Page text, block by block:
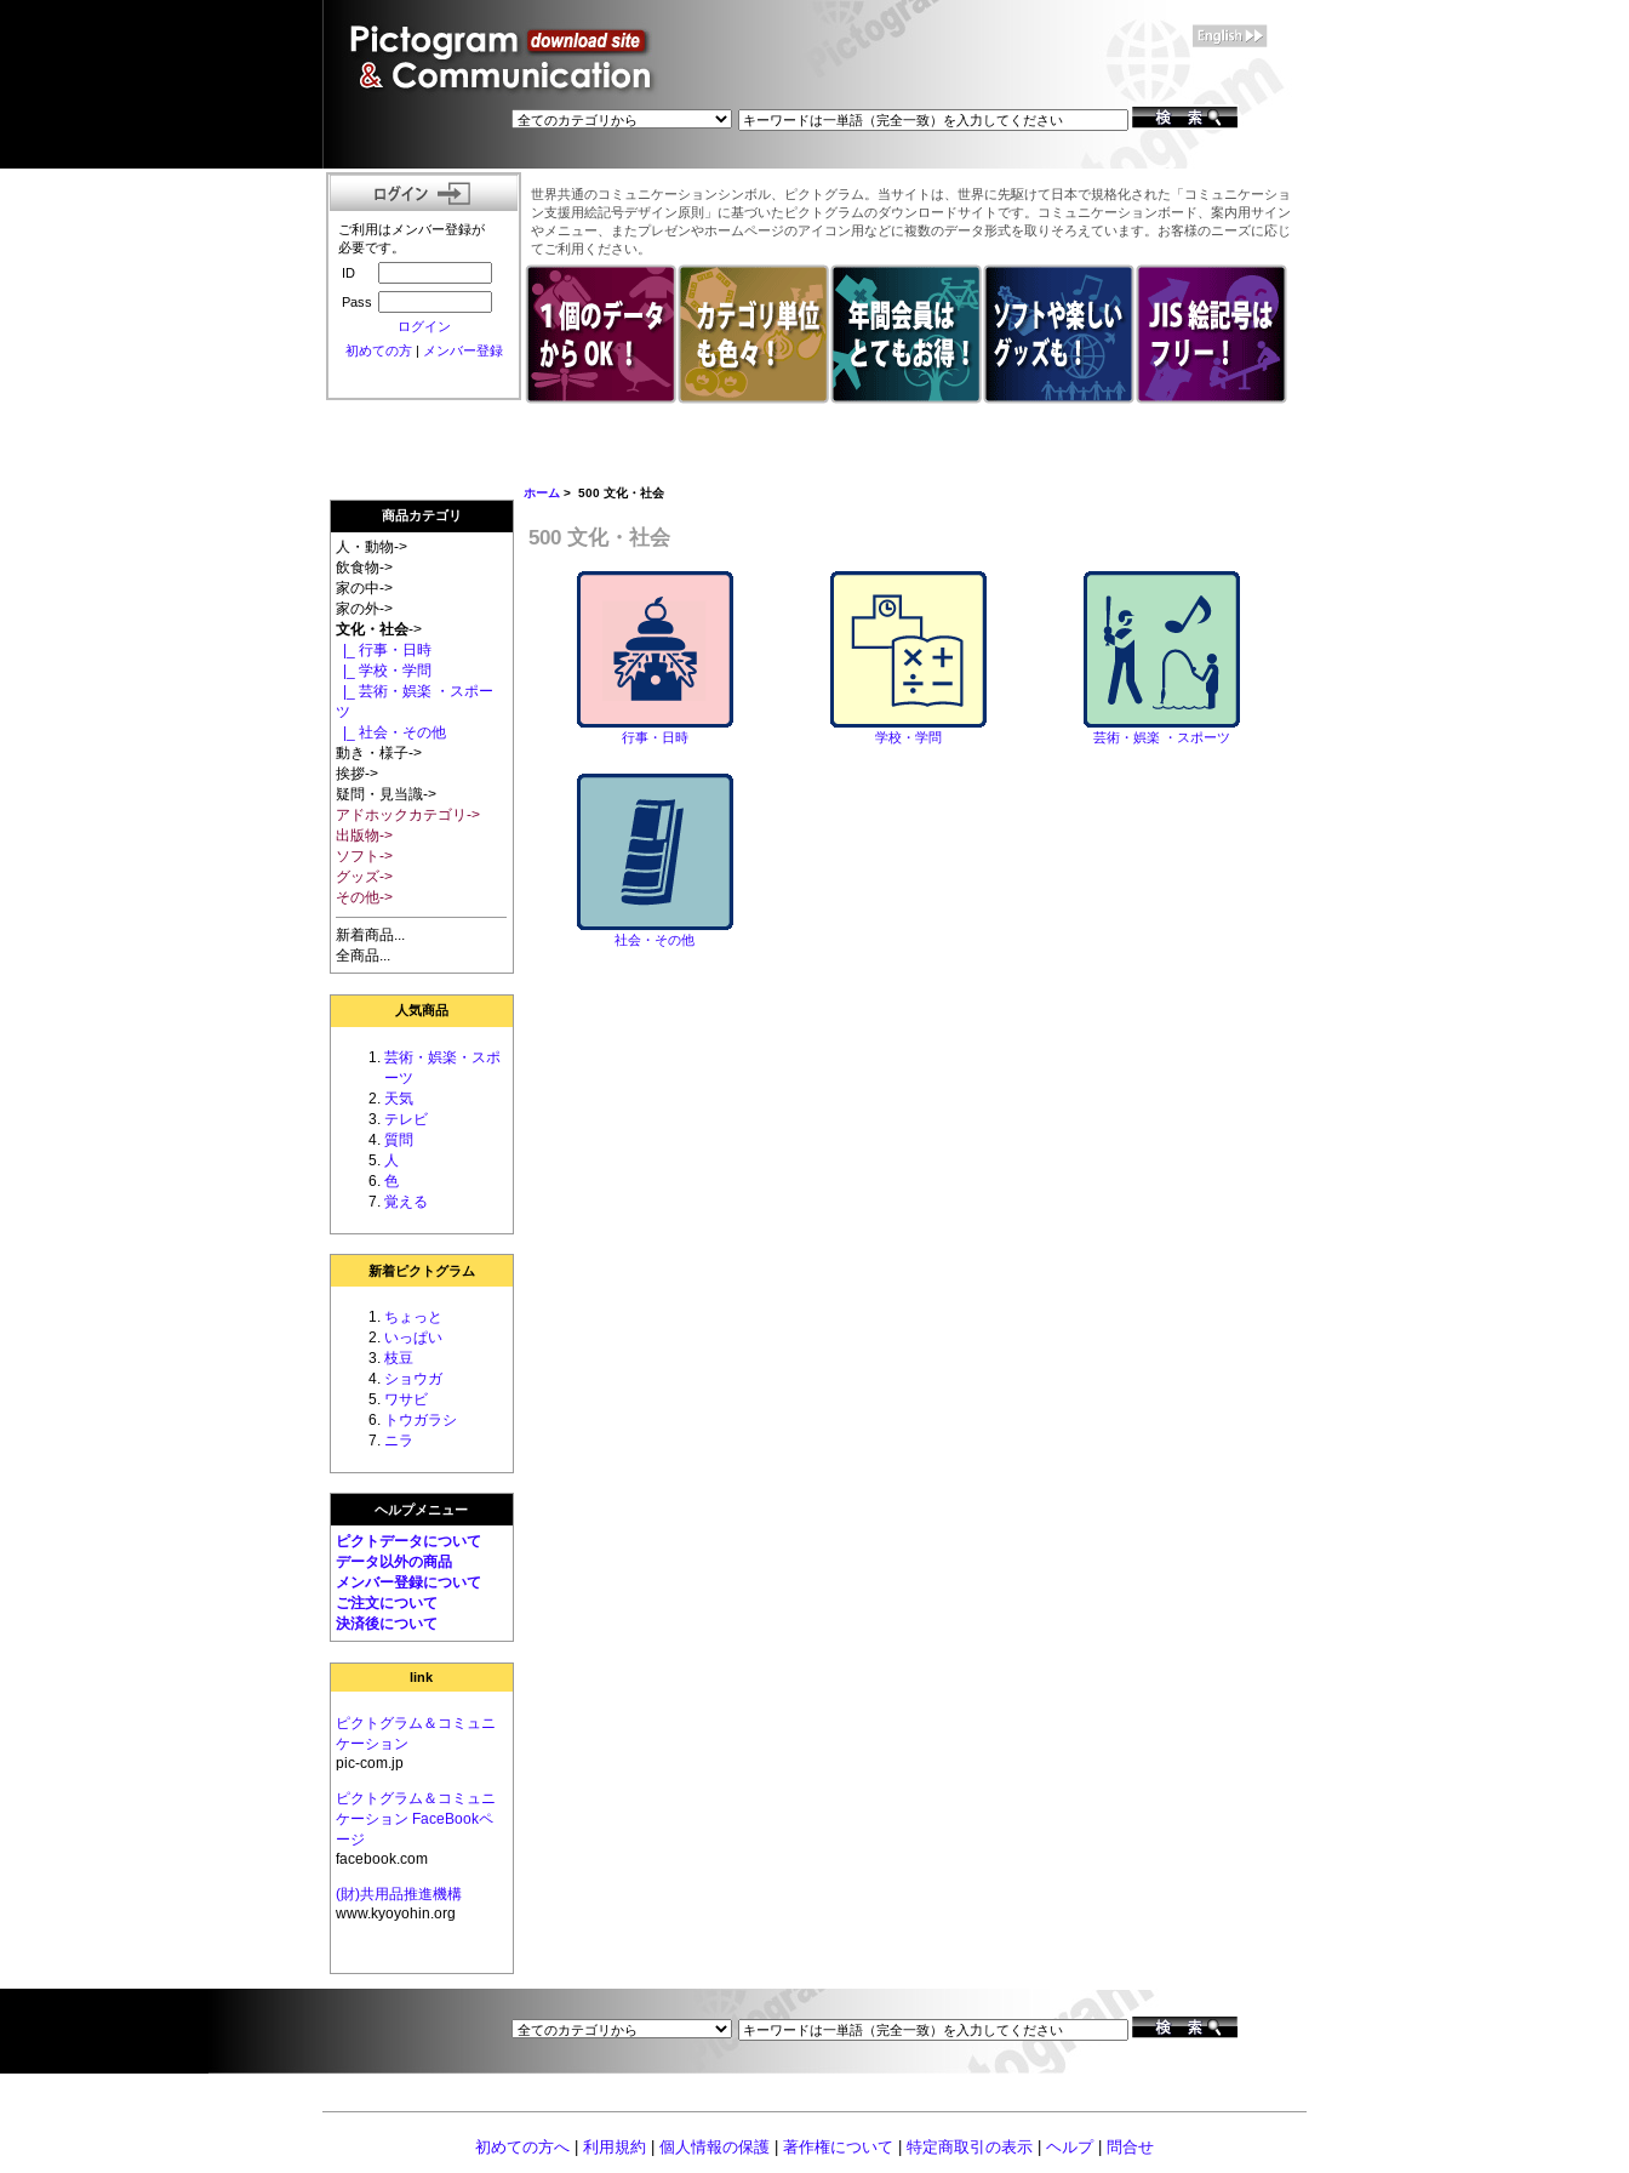
ご利用はメンバー登録が
必要です。
ID
Pass
ログイン
初めての方| メンバー登録
世界共通のコミュニケーションシンボル、ピクトグラム。当サイトは、世界に先駆けて日本で規格化された「コミュニケーショ
ン支援用絵記号デザイン原則」に基づいたピクトグラムのダウンロードサイトです。コミュニケーションボード、案内用サイン
やメニュー、またプレゼンやホームページのアイコン用などに複数のデータ形式を取りそろえています。お客様のニーズに応じ
てご利用ください。
商品カテゴリ
人・動物->
飲食物->
家の中->
家の外->
文化・社会->
|_ 行事・日時
|_ 学校・学問
|_ 芸術・娯楽 ・スポー
ツ
|_ 社会・その他
動き・様子->
挨拶->
疑問・見当識->
アドホックカテゴリ->
出版物->
ソフト->
グッズ->
その他->
新着商品...
全商品...
人気商品
芸術・娯楽・スポ
ーツ
天気
テレビ
質問
人
色
覚える
新着ピクトグラム
ちょっと
いっぱい
枝豆
ショウガ
ワサビ
トウガラシ
ニラ
ヘルプメニュー
ピクトデータについて
データ以外の商品
メンバー登録について
ご注文について
決済後について
link
ピクトグラム＆コミュニ
ケーション
pic-com.jp
ピクトグラム＆コミュニ
ケーション FaceBookペ
ージ
facebook.com
(財)共用品推進機構
www.kyoyohin.org
ホーム > 500 文化・社会
500 文化・社会
行事・日時 学校・学問 芸術・娯楽 ・スポーツ
社会・その他
初めての方へ 利用規約 個人情報の保護 著作権について 特定商取引の表示 ヘルプ| 問合せ